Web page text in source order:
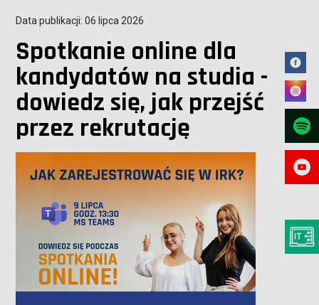
Data publikacji: 06 lipca 2026
Spotkanie online dla
kandydatów na studia -
dowiedz się, jak przejść
przez rekrutację